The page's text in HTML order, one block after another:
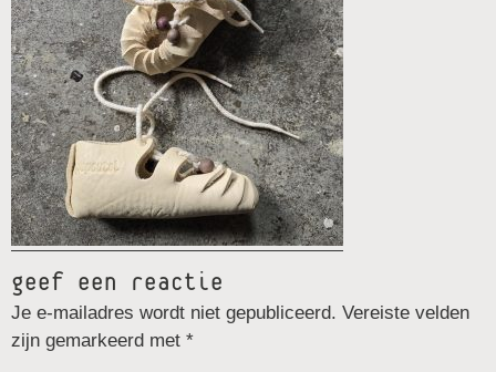
geef een reactie
Je e-mailadres wordt niet gepubliceerd. Vereiste velden
zijn gemarkeerd met *